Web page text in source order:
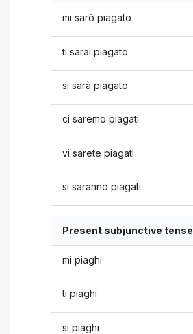
mi sarò piagato
ti sarai piagato
si sarà piagato
ci saremo piagati
vi sarete piagati
si saranno piagati
Present subjunctive tense
mi piaghi
ti piaghi
si piaghi